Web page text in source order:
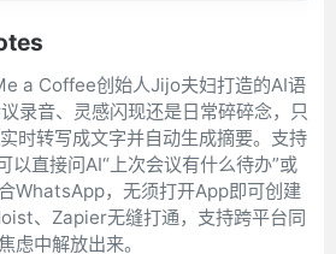
a Coffee创始人Jijo夫妇打造的AI语
录音、灵感闪现还是日常碎碎念，只
时转写成文字并自动生成摘要。支持
以直接问AI“上次会议有什么待办”或
WhatsApp，无须打开App即可创建
、Zapier无缝打通，支持跨平台同
虑中解放出来。